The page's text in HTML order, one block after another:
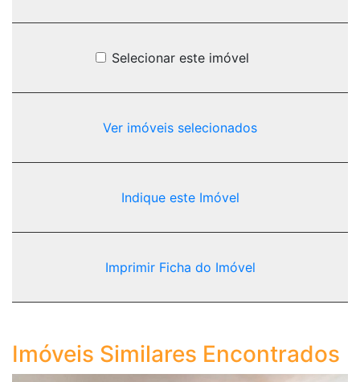
Selecionar este imóvel
Ver imóveis selecionados
Indique este Imóvel
Imprimir Ficha do Imóvel
Imóveis Similares Encontrados